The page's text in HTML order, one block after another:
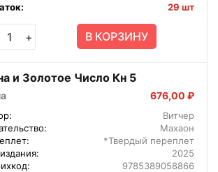
29 шт
+ В КОРЗИНУ
и Золотое Число Кн 5
676,00 ₽
Витчер
Махаон
*Твердый переплет
2025
9785389058866